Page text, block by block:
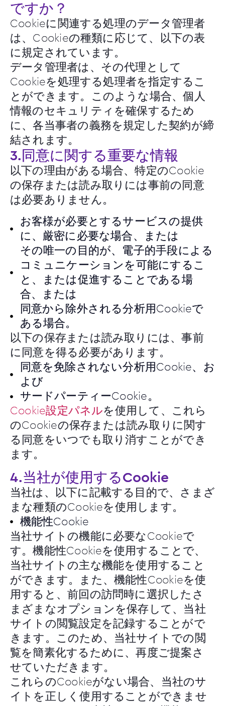
ですか？
Cookieに関連する処理のデータ管理者
は、Cookieの種類に応じて、以下の表
に規定されています。
データ管理者は、その代理として
Cookieを処理する処理者を指定するこ
とができます。このような場合、個人
情報のセキュリティを確保するため
に、各当事者の義務を規定した契約が締
結されます。
3.同意に関する重要な情報
以下の理由がある場合、特定のCookie
の保存または読み取りには事前の同意
は必要ありません。
お客様が必要とするサービスの提供
に、厳密に必要な場合、または
その唯一の目的が、電子的手段による
コミュニケーションを可能にするこ
と、または促進することである場
合、または
同意から除外される分析用Cookieで
ある場合。
以下の保存または読み取りには、事前
に同意を得る必要があります。
同意を免除されない分析用Cookie、お
よび
サードパーティーCookie。
Cookie設定パネルを使用して、これら
のCookieの保存または読み取りに関す
る同意をいつでも取り消すことができ
ます。
4.当社が使用するCookie
当社は、以下に記載する目的で、さまざ
まな種類のCookieを使用します。
機能性Cookie
当社サイトの機能に必要なCookieで
す。機能性Cookieを使用することで、
当社サイトの主な機能を使用すること
ができます。また、機能性Cookieを使
用すると、前回の訪問時に選択したさ
まざまなオプションを保存して、当社
サイトの閲覧設定を記録することがで
きます。このため、当社サイトでの閲
覧を簡素化するために、再度ご提案さ
せていただきます。
これらのCookieがない場合、当社のサ
イトを正しく使用することができませ